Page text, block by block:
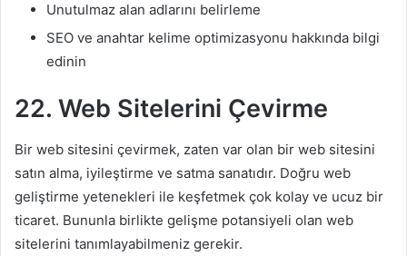
Unutulmaz alan adlarını belirleme
SEO ve anahtar kelime optimizasyonu hakkında bilgi
edinin
22. Web Sitelerini Çevirme
Bir web sitesini çevirmek, zaten var olan bir web sitesini
satın alma, iyileştirme ve satma sanatıdır. Doğru web
geliştirme yetenekleri ile keşfetmek çok kolay ve ucuz bir
ticaret. Bununla birlikte gelişme potansiyeli olan web
sitelerini tanımlayabilmeniz gerekir.